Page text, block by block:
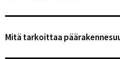
Mitä tarkoittaa